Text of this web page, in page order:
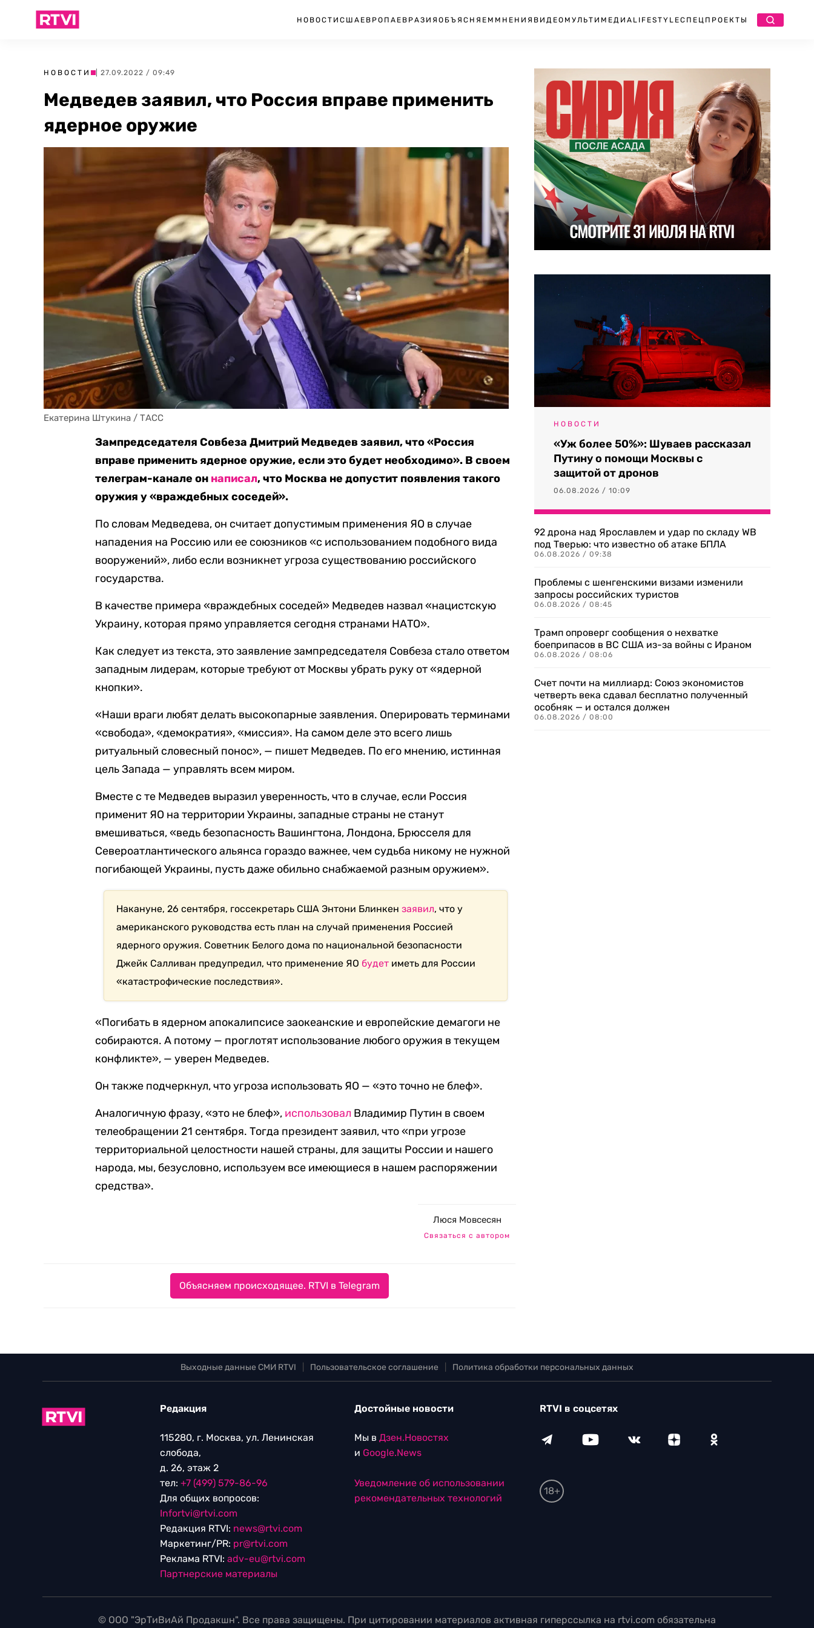
НОВОСТИ США ЕВРОПА ЕВРАЗИЯ ОБЪЯСНЯЕМ МНЕНИЯ ВИДЕО МУЛЬТИМЕДИА LIFESTYLEСПЕЦПРОЕКТЫ
НОВОСТИ | 27.09.2022 / 09:49
Медведев заявил, что Россия вправе применить
ядерное оружие
Екатерина Штукина / ТАСС
Зампредседателя Совбеза Дмитрий Медведев заявил, что «Россия
вправе применить ядерное оружие, если это будет необходимо». В своем
телеграм-канале он написал, что Москва не допустит появления такого
оружия у «враждебных соседей».
По словам Медведева, он считает допустимым применения ЯО в случае
нападения на Россию или ее союзников «с использованием подобного вида
вооружений», либо если возникнет угроза существованию российского
государства.
В качестве примера «враждебных соседей» Медведев назвал «нацистскую
Украину, которая прямо управляется сегодня странами НАТО».
Как следует из текста, это заявление зампредседателя Совбеза стало ответом
западным лидерам, которые требуют от Москвы убрать руку от «ядерной
кнопки».
«Наши враги любят делать высокопарные заявления. Оперировать терминами
«свобода», «демократия», «миссия». На самом деле это всего лишь
ритуальный словесный понос», — пишет Медведев. По его мнению, истинная
цель Запада — управлять всем миром.
Вместе с те Медведев выразил уверенность, что в случае, если Россия
применит ЯО на территории Украины, западные страны не станут
вмешиваться, «ведь безопасность Вашингтона, Лондона, Брюсселя для
Североатлантического альянса гораздо важнее, чем судьба никому не нужной
погибающей Украины, пусть даже обильно снабжаемой разным оружием».
Накануне, 26 сентября, госсекретарь США Энтони Блинкензаявил, что у
американского руководства есть план на случай применения Россией
ядерного оружия. Советник Белого дома по национальной безопасности
Джейк Салливан предупредил, что применение ЯО будет иметь для России
«катастрофические последствия».
«Погибать в ядерном апокалипсисе заокеанские и европейские демагоги не
собираются. А потому — проглотят использование любого оружия в текущем
конфликте», — уверен Медведев.
Он также подчеркнул, что угроза использовать ЯО — «это точно не блеф».
Аналогичную фразу, «это не блеф», использовал Владимир Путин в своем
телеобращении 21 сентября. Тогда президент заявил, что «при угрозе
территориальной целостности нашей страны, для защиты России и нашего
народа, мы, безусловно, используем все имеющиеся в нашем распоряжении
средства».
Люся Мовсесян
Связаться с автором
Объясняем происходящее. RTVI в Telegram
НОВОСТИ
«Уж более 50%»: Шуваев рассказал
Путину о помощи Москвы с
защитой от дронов
06.08.2026 / 10:09
92 дрона над Ярославлем и удар по складу WB
под Тверью: что известно об атаке БПЛА
06.08.2026 / 09:38
Проблемы с шенгенскими визами изменили
запросы российских туристов
06.08.2026 / 08:45
Трамп опроверг сообщения о нехватке
боеприпасов в ВС США из-за войны с Ираном
06.08.2026 / 08:06
Счет почти на миллиард: Союз экономистов
четверть века сдавал бесплатно полученный
особняк — и остался должен
06.08.2026 / 08:00
Выходные данные СМИ RTVI Пользовательское соглашение Политика обработки персональных данных
Редакция
115280, г. Москва, ул. Ленинская
слобода,
д. 26, этаж 2
тел: +7 (499) 579-86-96
Для общих вопросов:
Infortvi@rtvi.com
Редакция RTVI: news@rtvi.com
Маркетинг/PR: pr@rtvi.com
Реклама RTVI: adv-eu@rtvi.com
Партнерские материалы
Достойные новости
Мы в Дзен.Новостях
и Google.News
Уведомление об использовании
рекомендательных технологий
RTVI в соцсетях
18+
© ООО "ЭрТиВиАй Продакшн". Все права защищены. При цитировании материалов активная гиперссылка на rtvi.com обязательна